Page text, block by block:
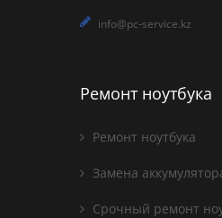
info@pc-service.kz
Ремонт ноутбука
Ремонт ноутбука
Замена
Срочный ремонт